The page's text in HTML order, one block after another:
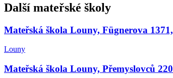
Další mateřské školy
Mateřská škola Louny, Fügnerova
Louny
Mateřská škola Louny, Přemyslovců